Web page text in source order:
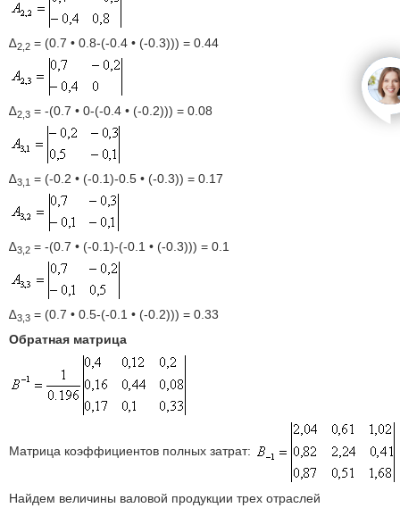
∆2,2 = (0.7 • 0.8-(-0.4 • (-0.3))) = 0.44
∆2,3 = -(0.7 • 0-(-0.4 • (-0.2))) = 0.08
∆3,1 = (-0.2 • (-0.1)-0.5 • (-0.3)) = 0.17
∆3,2 = -(0.7 • (-0.1)-(-0.1 • (-0.3))) = 0.1
∆3,3 = (0.7 • 0.5-(-0.1 • (-0.2))) = 0.33
Обратная матрица
Матрица коэффициентов полных затрат:
Найдем величины валовой продукции трех отраслей